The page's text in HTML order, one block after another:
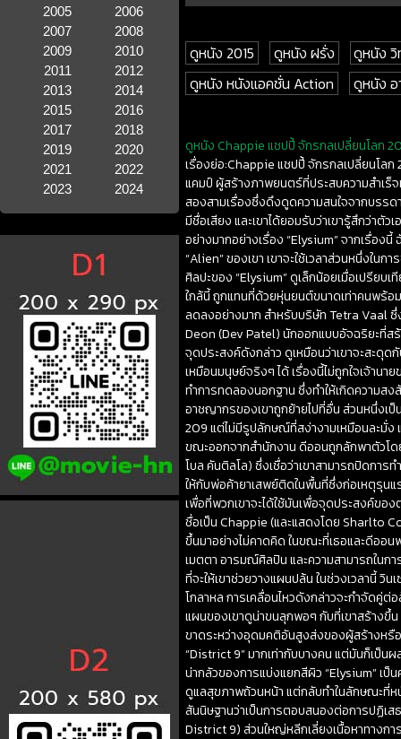
2005
2006
2007
2008
2009
2010
2011
2012
2013
2014
2015
2016
2017
2018
2019
2020
2021
2022
2023
2024
ดูหนัง 2015 ดูหนัง ฝรั่ง
ดูหนัง
ดูหนัง หนังแอคชั่น Action
ดูหนัง
ดูหนัง Chappie แชปปี้ จักรกลเปลี่ยนโลก
เรื่องย่อ:Chappie แชปปี้ จักรกลเปลี่ยนโล
แคมป์ ผู้สร้างภาพยนตร์ที่ประสบความสำเร็
สองสามเรื่องซึ่งดึงดูดความสนใจจากบรรด
มีชื่อเสียง และเขาได้ยอมรับว่าเขารู้สึกว่า
อย่างมากอย่างเรื่อง “Elysium” จากเรื่อง
“Alien” ของเขา เขาจะใช้เวลาส่วนหนึ่งใน
ศิลปะของ “Elysium” ดูเล็กน้อยเมื่อเปรียบ
ใกล้นี้ ถูกแทนที่ด้วยหุ่นยนต์ขนาดเท่าคนพร้อ
ลดลงอย่างมาก สำหรับบริษัท Tetra Vaal
Deon (Dev Patel) นักออกแบบอัจฉริยะที่
จุดประสงค์ดังกล่าว ดูเหมือนว่าเขาจะสะดุ
เหมือนมนุษย์จริงๆ ได้ เรื่องนี้ไม่ถูกใจเจ้านา
ทำการทดลองนอกฐาน ซึ่งทำให้เกิดความส
อาชญากรของเขาถูกย้ายไปที่อื่น ส่วนหนึ่งเ
209 แต่ไม่มีรูปลักษณ์ที่สง่างามเหมือนละมั่ง
ขณะออกจากสำนักงาน ดีออนถูกลักพาตัวโด
โบล คันติลโล) ซึ่งเชื่อว่าเขาสามารถปิดกา
ให้กับพ่อค้ายาเสพย์ติดในพื้นที่ซึ่งก่อเหตุรุนแ
เพื่อที่พวกเขาจะได้ใช้มันเพื่อจุดประสงค์ขอ
ชื่อเป็น Chappie (และแสดงโดย Sharlto
ขึ้นมาอย่างไม่คาดคิด ในขณะที่เธอและดีออ
เมตตา อารมณ์ศิลปิน และความสามารถในก
ที่จะให้เขาช่วยวางแผนปล้น ในช่วงเวลานี้
โกลาหล การเคลื่อนไหวดังกล่าวจะกำจัดคู่
แผนของเขาดูน่าขนลุกพอๆ กับที่เขาสร้าง
ขาดระหว่างอุดมคติอันสูงส่งของผู้สร้างหรื
“District 9” มากเท่ากับบางคน แต่มันก็เป็น
น่ากลัวของการแบ่งแยกสีผิว “Elysium” เ
ดูแลสุขภาพถ้วนหน้า แต่กลับทำในลักษณะที่
สันนิษฐานว่าเป็นการตอบสนองต่อการปฏิเ
District 9) ส่วนใหญ่หลีกเลี่ยงเนื้อหาทางกา